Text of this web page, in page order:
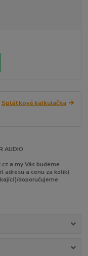
Splátková kalkulačka
AUDIO
a my Vás budeme
adresu a cenu za kolik)
doporučujeme